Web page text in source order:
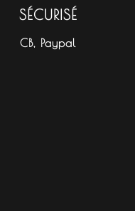
SÉCURISÉ
CB, Paypal